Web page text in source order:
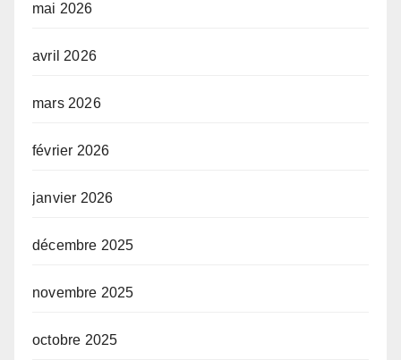
mai 2026
avril 2026
mars 2026
février 2026
janvier 2026
décembre 2025
novembre 2025
octobre 2025